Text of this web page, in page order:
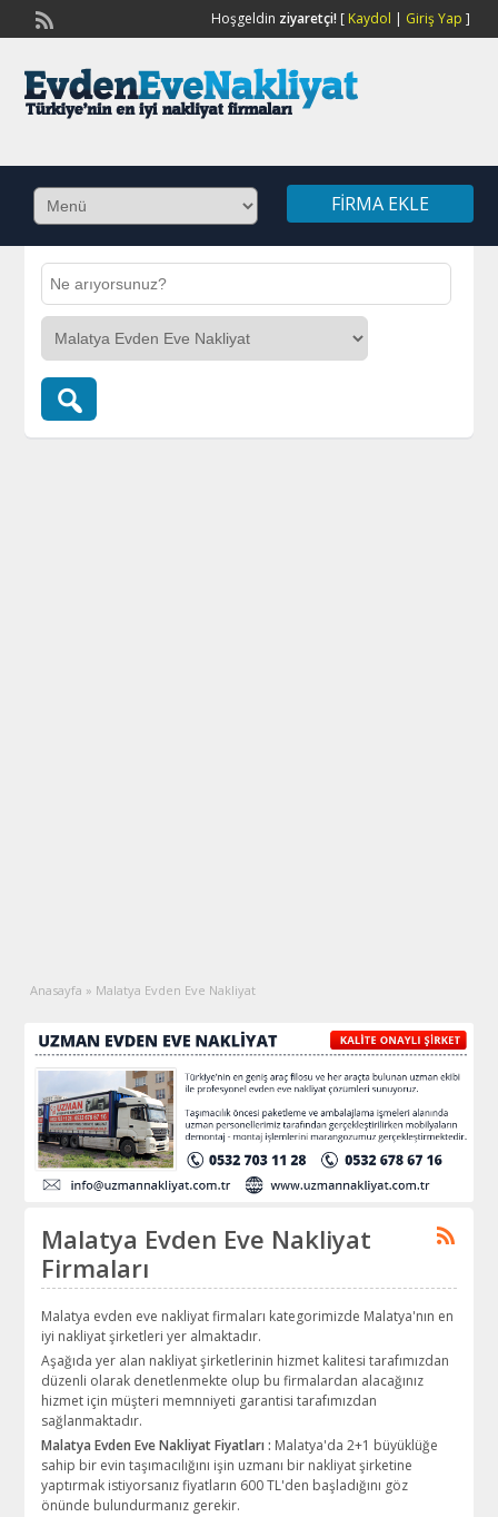
Hoşgeldin ziyaretçi![ Kaydol | Giriş Yap ]
FIRMA EKLE
Anasayfa » Malatya Evden Eve Nakliyat
Malatya Evden Eve Nakliyat
Firmaları
Malatya evden eve nakliyat firmaları kategorimizde Malatya'nın en
iyi nakliyat şirketleri yer almaktadır.
Aşağıda yer alan nakliyat şirketlerinin hizmet kalitesi tarafımızdan
düzenli olarak denetlenmekte olup bu firmalardan alacağınız
hizmet için müşteri memnniyeti garantisi tarafımızdan
sağlanmaktadır.
Malatya Evden Eve Nakliyat Fiyatları : Malatya'da 2+1 büyüklüğe
sahip bir evin taşımacılığını işin uzmanı bir nakliyat şirketine
yaptırmak istiyorsanız fiyatların 600 TL'den başladığını göz
önünde bulundurmanız gerekir.